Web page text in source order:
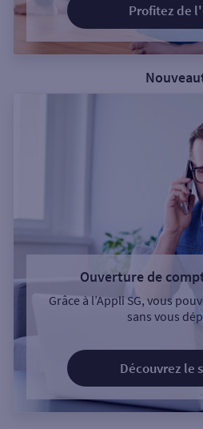
Profitez de
Ouverture de
Grâce à l’Appli SG, vous
sans vous
Découvrez le